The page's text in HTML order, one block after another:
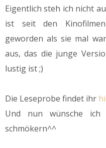
Eigentlich steh ich nicht
ist seit den
geworden als sie mal
aus, das die junge
lustig ist ;)
Die Leseprobe findet ihr
Und nun wünsche
schmökern^^